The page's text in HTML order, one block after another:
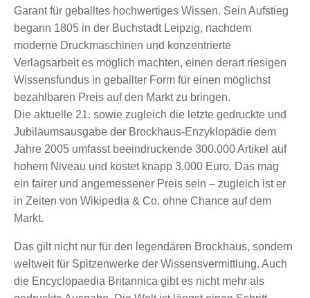
Garant für geballtes hochwertiges Wissen. Sein Aufstieg
begann 1805 in der Buchstadt Leipzig, nachdem
moderne Druckmaschinen und konzentrierte
Verlagsarbeit es möglich machten, einen derart riesigen
Wissensfundus in geballter Form für einen möglichst
bezahlbaren Preis auf den Markt zu bringen.
Die aktuelle 21. sowie zugleich die letzte gedruckte und
Jubiläumsausgabe der Brockhaus-Enzyklopädie dem
Jahre 2005 umfasst beeindruckende 300.000 Artikel auf
hohem Niveau und kostet knapp 3.000 Euro. Das mag
ein fairer und angemessener Preis sein – zugleich ist er
in Zeiten von Wikipedia & Co. ohne Chance auf dem
Markt.
Das gilt nicht nur für den legendären Brockhaus, sondern
weltweit für Spitzenwerke der Wissensvermittlung. Auch
die Encyclopaedia Britannica gibt es nicht mehr als